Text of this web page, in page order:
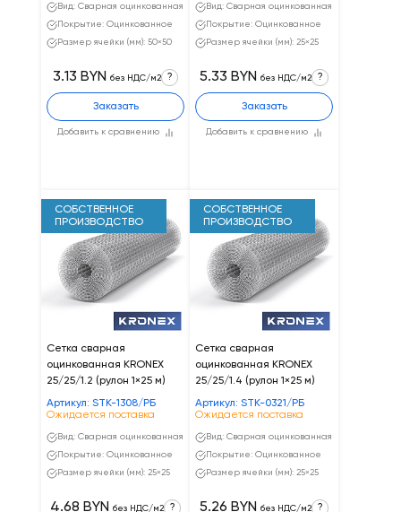
Вид: Сварная оцинкованная
Покрытие: Оцинкованное
Размер ячейки (мм): 50×50
Добавить к сравнению
3.13 BYN без НДС/м2 ?
Заказать
Вид: Сварная оцинкованная
Покрытие: Оцинкованное
Размер ячейки (мм): 25×25
Добавить к сравнению
5.33 BYN без НДС/м2 ?
Заказать
СОБСТВЕННОЕ
ПРОИЗВОДСТВО
Сетка сварная
оцинкованная KRONEX
25/25/1.2 (рулон 1×25 м)
Артикул: STK-1308/РБ
Ожидается поставка
Вид: Сварная оцинкованная
Покрытие: Оцинкованное
Размер ячейки (мм): 25×25
4.68 BYN без НДС/м2 ?
СОБСТВЕННОЕ
ПРОИЗВОДСТВО
Сетка сварная
оцинкованная KRONEX
25/25/1.4 (рулон 1×25 м)
Артикул: STK-0321/РБ
Ожидается поставка
Вид: Сварная оцинкованная
Покрытие: Оцинкованное
Размер ячейки (мм): 25×25
5.26 BYN без НДС/м2 ?